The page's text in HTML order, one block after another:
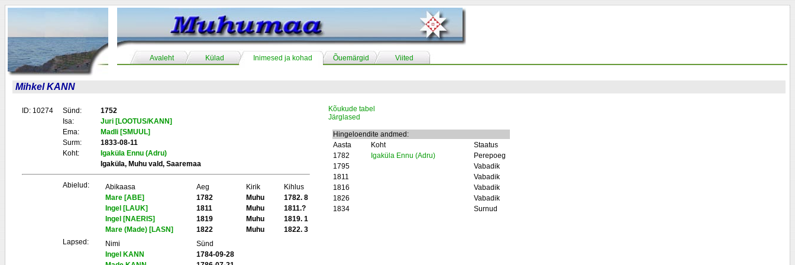
Avaleht Külad Inimesed ja kohad Õuemärgid Viited
Mihkel KANN
ID: 10274 Sünd:
1752
Isa:
Juri [LOOTUS/KANN]
Ema:
Madli [SMUUL]
Surm:
1833-08-11
Koht:
Igaküla Ennu (Adru)
Igaküla, Muhu vald, Saaremaa
Abielud: Abikaasa Aeg Kirik
Kihlus
Mare [ABE]
1782 Muhu
1782. 8
Ingel [LAUK]
1811 Muhu
1811.?
Ingel [NAERIS]
1819 Muhu
1819. 1
Mare (Made) [LASN]
1822 Muhu
1822. 3
Lapsed:
Nimi
Sünd
Ingel KANN
1784-09-28
Kõukude tabel
Järglased
Hingeloendite andmed:
Aasta
Koht
Staatus
1782
Igaküla Ennu (Adru)
Perepoeg
1795
Vabadik
1811
Vabadik
1816
Vabadik
1826
Vabadik
1834
Surnud